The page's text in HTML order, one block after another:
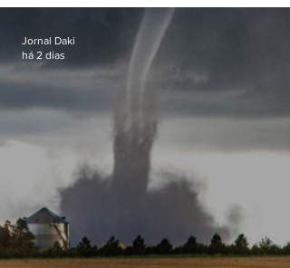
Jornal Daki
há 2 dias